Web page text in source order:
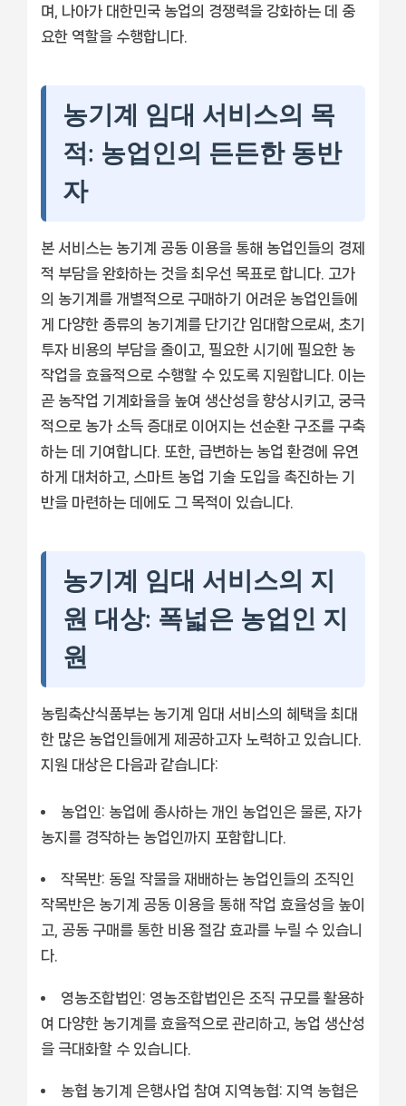
며, 나아가 대한민국 농업의 경쟁력을 강화하는 데 중
요한 역할을 수행합니다.
농기계 임대 서비스의 목
적: 농업인의 든든한 동반
자
본 서비스는 농기계 공동 이용을 통해 농업인들의 경제
적 부담을 완화하는 것을 최우선 목표로 합니다. 고가
의 농기계를 개별적으로 구매하기 어려운 농업인들에
게 다양한 종류의 농기계를 단기간 임대함으로써, 초기
투자 비용의 부담을 줄이고, 필요한 시기에 필요한 농
작업을 효율적으로 수행할 수 있도록 지원합니다. 이는
곧 농작업 기계화율을 높여 생산성을 향상시키고, 궁극
적으로 농가 소득 증대로 이어지는 선순환 구조를 구축
하는 데 기여합니다. 또한, 급변하는 농업 환경에 유연
하게 대처하고, 스마트 농업 기술 도입을 촉진하는 기
반을 마련하는 데에도 그 목적이 있습니다.
농기계 임대 서비스의 지
원 대상: 폭넓은 농업인 지
원
농림축산식품부는 농기계 임대 서비스의 혜택을 최대
한 많은 농업인들에게 제공하고자 노력하고 있습니다.
지원 대상은 다음과 같습니다:
농업인: 농업에 종사하는 개인 농업인은 물론, 자가
농지를 경작하는 농업인까지 포함합니다.
작목반: 동일 작물을 재배하는 농업인들의 조직인
작목반은 농기계 공동 이용을 통해 작업 효율성을 높이
고, 공동 구매를 통한 비용 절감 효과를 누릴 수 있습니
다.
영농조합법인: 영농조합법인은 조직 규모를 활용하
여 다양한 농기계를 효율적으로 관리하고, 농업 생산성
을 극대화할 수 있습니다.
농협 농기계 은행사업 참여 지역농협: 지역 농협은